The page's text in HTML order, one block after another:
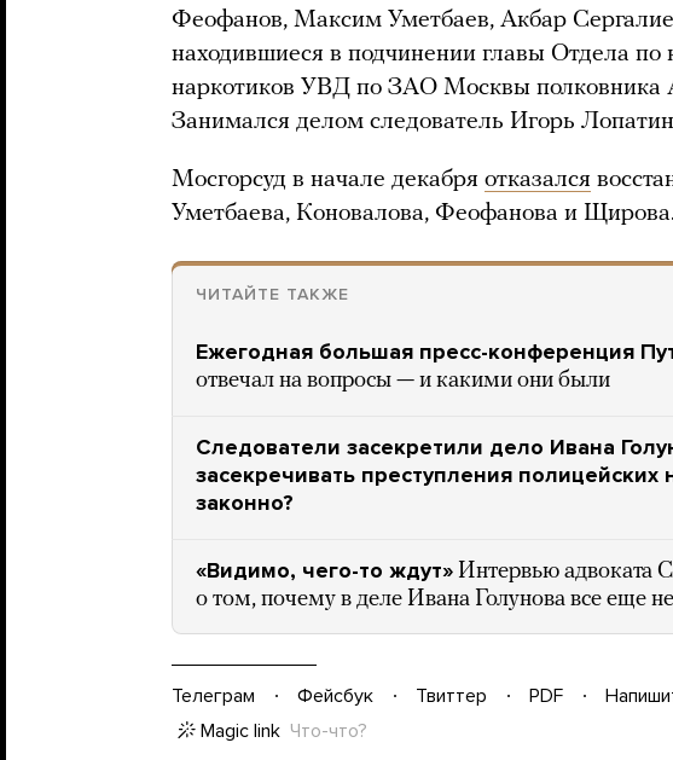
Феофанов, Максим Уметбаев, Акбар
находившиеся в подчинении главы Отдела по
наркотиков УВД по ЗАО Москвы полковника
Занимался делом следователь Игорь
Мосгорсуд в начале декабря отказался
Уметбаева, Коновалова, Феофанова и Щирова.
ЧИТАЙТЕ ТАКЖЕ
Ежегодная большая пресс-конференция
отвечал на вопросы — и какими они были
Следователи засекретили дело Ивана
засекречивать преступления полицейских
законно?
«Видимо, чего-то ждут» Интервью адвоката
о том, почему в деле Ивана Голунова все еще
Телеграм Фейсбук Твиттер PDF
Magic link Что-что?